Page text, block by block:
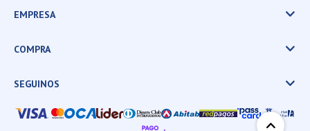
EMPRESA
COMPRA
SEGUINOS